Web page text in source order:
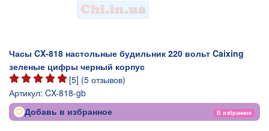
Часы CX-818 настольные будильник 220 вольт Caixing
зеленые цифры черный корпус
[5] (5 отзывов)
Артикул: CX-818-gb
Добавь в избранное В избранное